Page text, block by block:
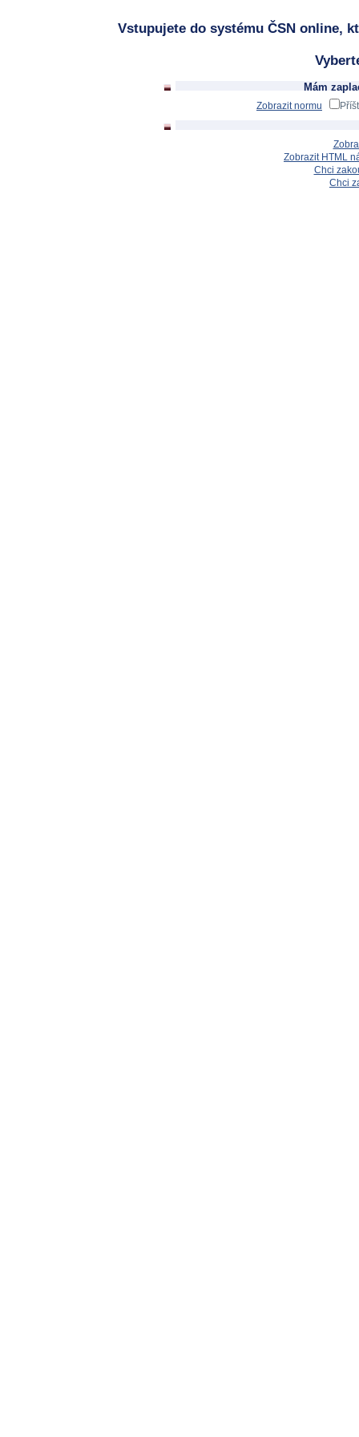
Vstupujete do systému ČSN online,
Mám
Zobrazit normu
Zobrazit HTML
Chci
Chci